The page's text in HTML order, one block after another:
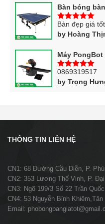
Bàn bóng
5trên 5
Bàn đẹp giá tốt
by Hoàng
Máy PongBot
5trên 5
0869319517
by Trọng
THÔNG TIN LIÊN HỆ
CN1: 68 Đường Cầu Diễn, P.
CN2: 353 Lương Thế Vinh, P.
CN3: Ngõ 199/3 Số 22 Trần
CN4: 53 Nguyễn Bỉnh
Email: